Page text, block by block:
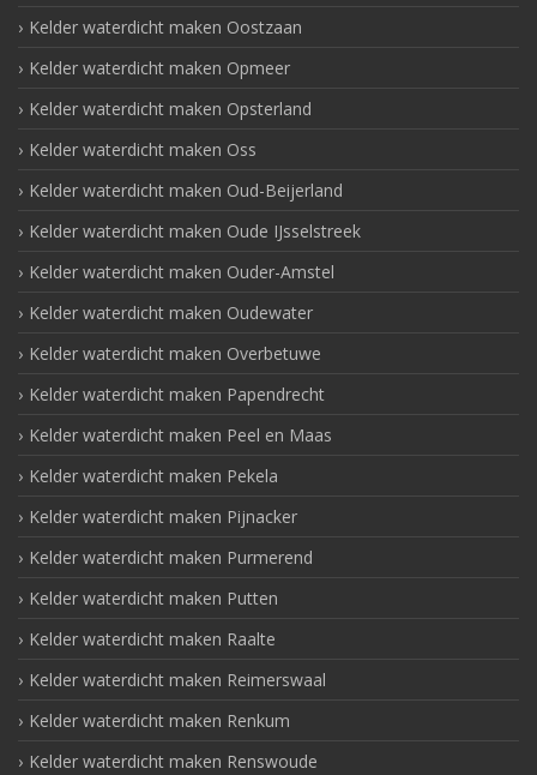
Kelder waterdicht maken Oostzaan
Kelder waterdicht maken Opmeer
Kelder waterdicht maken Opsterland
Kelder waterdicht maken Oss
Kelder waterdicht maken Oud-Beijerland
Kelder waterdicht maken Oude IJsselstreek
Kelder waterdicht maken Ouder-Amstel
Kelder waterdicht maken Oudewater
Kelder waterdicht maken Overbetuwe
Kelder waterdicht maken Papendrecht
Kelder waterdicht maken Peel en Maas
Kelder waterdicht maken Pekela
Kelder waterdicht maken Pijnacker
Kelder waterdicht maken Purmerend
Kelder waterdicht maken Putten
Kelder waterdicht maken Raalte
Kelder waterdicht maken Reimerswaal
Kelder waterdicht maken Renkum
Kelder waterdicht maken Renswoude